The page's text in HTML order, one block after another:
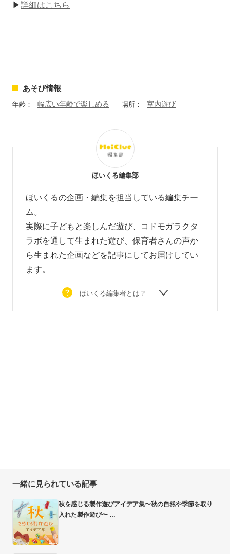
▶詳細はこちら
あそび情報
年齢： 幅広い年齢で楽しめる 場所： 室内遊び
ほいくる編集部
ほいくるの企画・編集を担当している編集チー
ム。
実際に子どもと楽しんだ遊び、コドモガラクタ
ラボを通して生まれた遊び、 保育者さんの声か
ら生まれた企画などを記事にしてお届けしてい
ます。
ほいくる編集者とは？
一緒に見られている記事
秋を感じる製作遊びアイデア集〜秋の自然や季節を取り
入れた製作遊び〜